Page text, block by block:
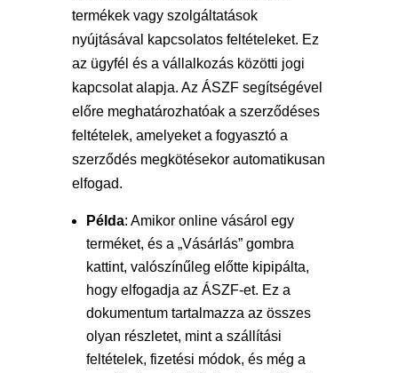
termékek vagy szolgáltatások
nyújtásával kapcsolatos feltételeket. Ez
az ügyfél és a vállalkozás közötti jogi
kapcsolat alapja. Az ÁSZF segítségével
előre meghatározhatóak a szerződéses
feltételek, amelyeket a fogyasztó a
szerződés megkötésekor automatikusan
elfogad.
Példa: Amikor online vásárol egy
terméket, és a „Vásárlás” gombra
kattint, valószínűleg előtte kipipálta,
hogy elfogadja az ÁSZF-et. Ez a
dokumentum tartalmazza az összes
olyan részletet, mint a szállítási
feltételek, fizetési módok, és még a